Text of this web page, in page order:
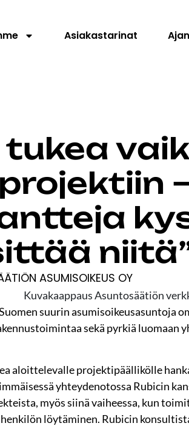
Asiakastarinat
ASUMISOIKEUS OY
suurin asumisoikeusasuntoja
sekä pyrkiä luomaan
aloittelevalle projektipäällikölle
yhteydenotossa Rubicin
myös siinä vaiheessa, kun
löytäminen. Rubicin